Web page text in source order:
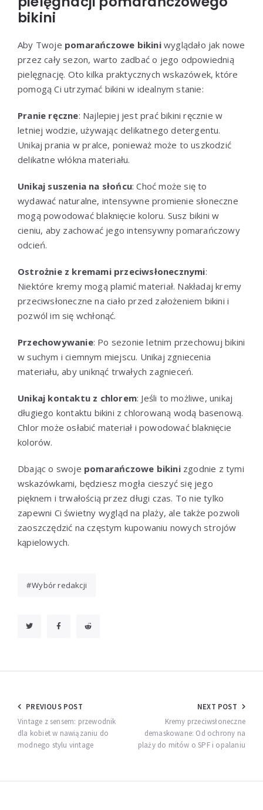
bikini
Aby Twoje pomarańczowe bikiniwyglądało jak nowe
przez cały sezon, warto zadbać o jego odpowiednią
pielęgnację. Oto kilka praktycznych wskazówek, które
pomogą Ci utrzymać bikini w idealnym stanie:
Pranie ręczne: Najlepiej jest prać bikini ręcznie w
letniej wodzie, używając delikatnego detergentu.
Unikaj prania w pralce, ponieważ może to uszkodzić
delikatne włókna materiału.
Unikaj suszenia na słońcu: Choć może się to
wydawać naturalne, intensywne promienie słoneczne
mogą powodować blaknięcie koloru. Susz bikini w
cieniu, aby zachować jego intensywny pomarańczowy
odcień.
Ostrożnie z kremami przeciwsłonecznymi:
Niektóre kremy mogą plamić materiał. Nakładaj kremy
przeciwsłoneczne na ciało przed założeniem bikini i
pozwól im się wchłonąć.
Przechowywanie: Po sezonie letnim przechowuj bikini
w suchym i ciemnym miejscu. Unikaj zgniecenia
materiału, aby uniknąć trwałych zagnieceń.
Unikaj kontaktu z chlorem: Jeśli to możliwe, unikaj
długiego kontaktu bikini z chlorowaną wodą basenową.
Chlor może osłabić materiał i powodować blaknięcie
kolorów.
Dbając o swoje pomarańczowe bikinizgodnie z tymi
wskazówkami, będziesz mogła cieszyć się jego
pięknem i trwałością przez długi czas. To nie tylko
zapewni Ci świetny wygląd na plaży, ale także pozwoli
zaoszczędzić na częstym kupowaniu nowych strojów
kąpielowych.
Wybór redakcji
Nawigacja
wpisu
PREVIOUS POST
Vintage z sensem: przewodnik
dla kobiet w nawiązaniu do
modnego stylu vintage
NEXT POST
Kremy przeciwsłoneczne
demaskowane: Od ochrony na
plaży do mitów o SPF i opalaniu